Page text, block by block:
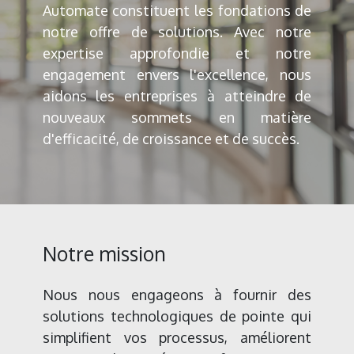
Automate constituent les fondations de
notre offre de solutions. Avec notre
expertise approfondie et notre
engagement envers l'excellence, nous
aidons les entreprises à atteindre de
nouveaux sommets en matière
d'efficacité, de croissance et de succès.
Notre mission
Nous nous engageons à fournir des
solutions technologiques de pointe qui
simplifient vos processus, améliorent